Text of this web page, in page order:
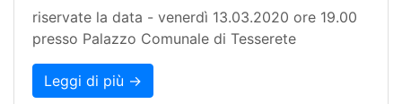
riservate la data - venerdì 13.03.2020 ore 19.00
presso Palazzo Comunale di Tesserete
Leggi di più →